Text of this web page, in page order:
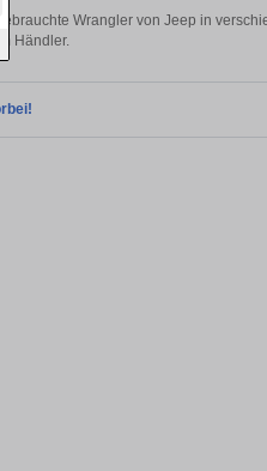
Wrangler von Jeep in
Händler.